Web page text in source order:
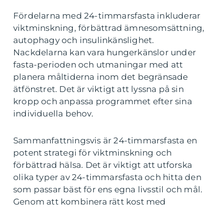
Fördelarna med 24-timmarsfasta inkluderar
viktminskning, förbättrad ämnesomsättning,
autophagy och insulinkänslighet.
Nackdelarna kan vara hungerkänslor under
fasta-perioden och utmaningar med att
planera måltiderna inom det begränsade
ätfönstret. Det är viktigt att lyssna på sin
kropp och anpassa programmet efter sina
individuella behov.
Sammanfattningsvis är 24-timmarsfasta en
potent strategi för viktminskning och
förbättrad hälsa. Det är viktigt att utforska
olika typer av 24-timmarsfasta och hitta den
som passar bäst för ens egna livsstil och mål.
Genom att kombinera rätt kost med